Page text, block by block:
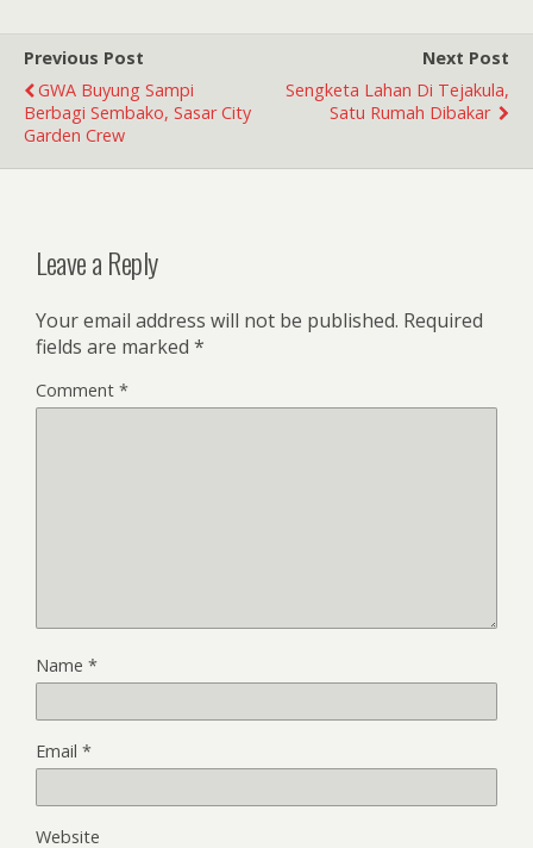
Previous Post
GWA Buyung Sampi
Berbagi Sembako, Sasar City
Garden Crew
Next Post
Sengketa Lahan Di Tejakula,
Satu Rumah Dibakar
Leave a Reply
Your email address will not be published. Required
fields are marked *
Comment *
Name *
Email *
Website